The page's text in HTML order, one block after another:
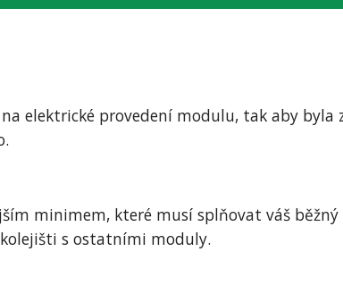
na elektrické provedení modulu, tak aby
minimem, které musí splňovat váš
s ostatními moduly.